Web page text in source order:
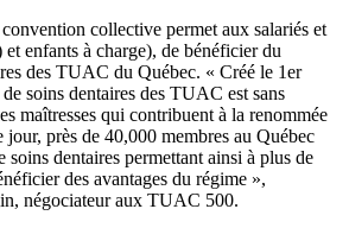
collective permet aux salariés et
et enfants à charge), de bénéficierdu
des TUAC du Québec. « Créé le 1er
de soins dentaires des TUAC est sans
maîtresses qui contribuent à la renommée
jour, près de 40,000 membres au Québec
soins dentaires permettant ainsi à plus de
des avantages du régime »,
, négociateuraux TUAC 500.